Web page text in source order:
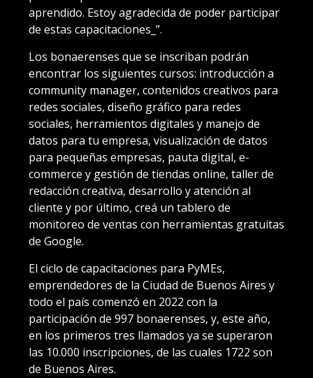
aprendido. Estoy agradecida de poder participar
de estas capacitaciones_”.
Los bonaerenses que se inscriban podrán
encontrar los siguientes cursos: introducción a
community manager, contenidos creativos para
redes sociales, diseño gráfico para redes
sociales, herramientos digitales y manejo de
datos para tu empresa, visualización de datos
para pequeñas empresas, pauta digital, e-
commerce y gestión de tiendas online, taller de
redacción creativa, desarrollo y atención al
cliente y por último, creá un tablero de
monitoreo de ventas con herramientas gratuitas
de Google.
El ciclo de capacitaciones para PyMEs,
emprendedores de la Ciudad de Buenos Aires y
todo el país comenzó en 2022 con la
participación de 997 bonaerenses, y, este año,
en los primeros tres llamados ya se superaron
las 10.000 inscripciones, de las cuales 1722 son
de Buenos Aires.